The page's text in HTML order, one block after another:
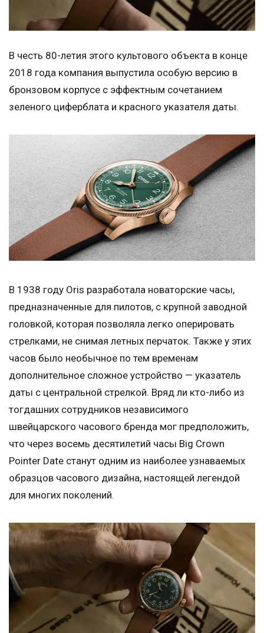
В честь 80-летия этого культового объекта в конце
2018 года компания выпустила особую версию в
бронзовом корпусе с эффектным сочетанием
зеленого циферблата и красного указателя даты.
В 1938 году Oris разработала новаторские часы,
предназначенные для пилотов, с крупной заводной
головкой, которая позволяла легко оперировать
стрелками, не снимая летных перчаток. Также у этих
часов было необычное по тем временам
дополнительное сложное устройство — указатель
даты с центральной стрелкой. Вряд ли кто-либо из
тогдашних сотрудников независимого
швейцарского часового бренда мог предположить,
что через восемь десятилетий часы Big Crown
Pointer Date станут одним из наиболее узнаваемых
образцов часового дизайна, настоящей легендой
для многих поколений.